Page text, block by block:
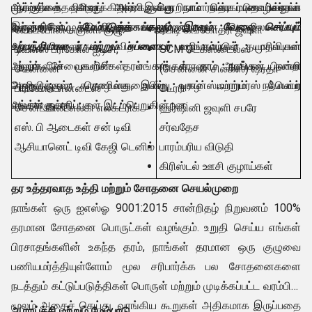
ஈர்க்கும் உதவுகிறது. அவர்களுக்கு நாம் நம்பகமானவர்களாக
இருக்கிறோம்மேம்படுத்த பகலும் இரவும் வேலை செய்யும்
உற்பத்தியாள
ர் மற்றும் சப்ளையர்வழங்கப்படும் தயாரிப்புகள்
மற்றும் சேவைகளின் தரம். எங்கள் தர அடிப்படையிலான
அணுகுமுறை காரணமாக, இன்று, டிரான்ஸ்ஃபார்மர்ஸ் போன்ற
எங்கள் தயாரிப்புகள் இடம்பெறுகின்றன:
முயற்சிகள். அவுட் அணி பொறியாளர்கள், தொழில்நுட்ப
வல்லுநர்கள், தர நிபுணர்கள், திறமையான தொழிலாளர்கள்
ஆராய்ச்சியாளர்கள், விற்பனை பணியாளர்கள் முதலியன
அவர்களின் முயற்சிகள் எங்கள் காரணம் நாங்கள் நன்றி
தெரிவிக்கும் தொழில்துறையில் புகழ் மற்றும் நற்பெயர்
அவர்களுக்கு.
ஆர்வத்தை நினைக்கிறார். இன்று நாம் தொடர்புடையவர்கள்
போன்ற சில முக்கிய நிறுவனங்களுடன்:
வோடபோன் சுகுனா குழு
டிவிஎஸ் ப்ரிகோல் ஐடிசி,
சென்னை
பிரிகோல் என்டைஸ்
சென்ட்வின் எல்கி எலக்ட்ரிக்
எஸ். பி ஆடைகள் சன் டிவி
ஆசியானெட் டிவி கேஜி டெனிம்
ஏபிடி கங்கோத்ரி ஜவுளி
SCM டெக்ஸ்டைல்ஸ்
(சென்னை சில்க்ஸ்) ஷரதா
டெர்ரி
ஹர்ஷினி ஜவுளி சபரே
சர்வதேச
பாரம்பரிய விடுதி
கிரிஸ்டல் ஊசி குழாய்கள்
தர உத்தரவாத உத்தி மற்றும் சோதனை செயல்முறை
நாங்கள் ஒரு ஐஎஸ்ஓ 9001:2015 சான்றிதழ் நிறுவனம் 100%
தரமான சோதனை பொருட்கள் வழங்கும். உறுதி செய்ய எங்கள்
பிரசாதங்களின் உகந்த தரம், நாங்கள் தரமான ஒரு குழுவை
பணியமர்த்தியுள்ளோம் மூல சரிபார்க்க பல சோதனைகளை
நடத்தும் கட்டுப்படுத்திகள் பொருள் மற்றும் முடிக்கப்பட்ட வரம்பில்.
மூலம் அதைச் செய்து, வாங்கிய கூறுகள் அதிகமாக இருப்பதை